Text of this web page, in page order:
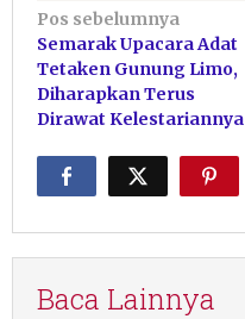
Navigasi
pos
Pos sebelumnya
Semarak Upacara Adat
Tetaken Gunung Limo,
Diharapkan Terus
Dirawat Kelestariannya
Baca Lainnya